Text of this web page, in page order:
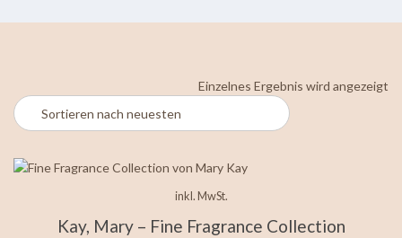
Einzelnes Ergebnis wird angezeigt
inkl. MwSt.
Kay, Mary – Fine Fragrance Collection